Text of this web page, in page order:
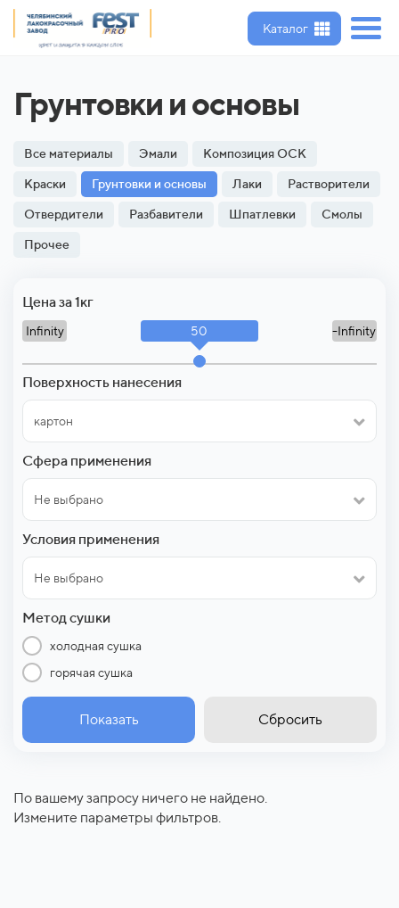
Каталог
Грунтовки и основы
Все материалы Эмали Композиция ОСК
Краски Грунтовки и основы Лаки Растворители
Отвердители Разбавители Шпатлевки Смолы
Прочее
Цена за 1кг
Infinity 50 -Infinity
Поверхность нанесения
картон
Сфера применения
Не выбрано
Условия применения
Не выбрано
Метод сушки
холодная сушка
горячая сушка
Показать Сбросить
По вашему запросу ничего не найдено.
Измените параметры фильтров.